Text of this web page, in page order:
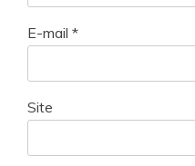
E-mail *
Site